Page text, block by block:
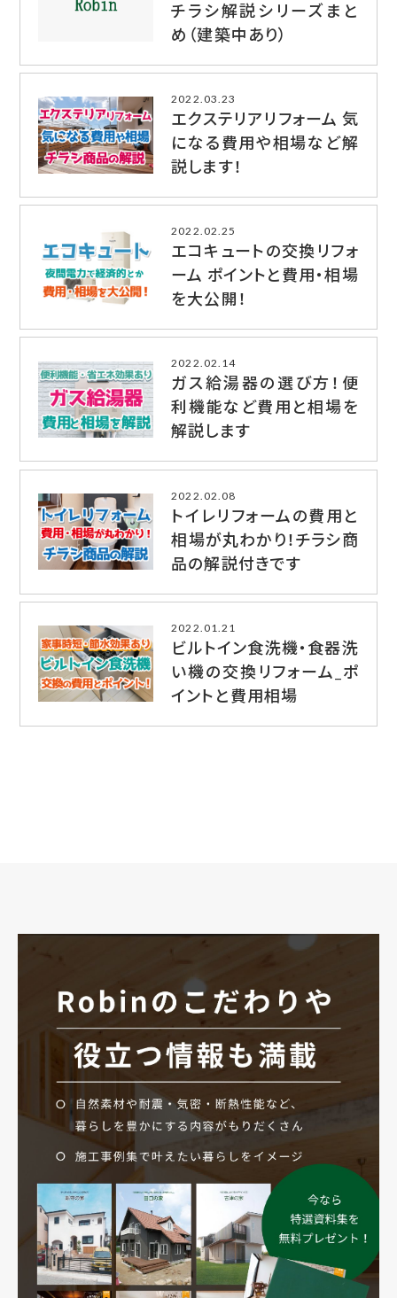
チラシ解説シリーズまと
め（建築中あり）
2022.03.23
エクステリアリフォーム 気
になる費用や相場など解
説します！
2022.02.25
エコキュートの交換リフォ
ーム ポイントと費用・相場
を大公開！
2022.02.14
ガス給湯器の選び方！便
利機能など費用と相場を
解説します
2022.02.08
トイレリフォームの費用と
相場が丸わかり！チラシ商
品の解説付きです
2022.01.21
ビルトイン食洗機・食器洗
い機の交換リフォーム_ポ
イントと費用相場